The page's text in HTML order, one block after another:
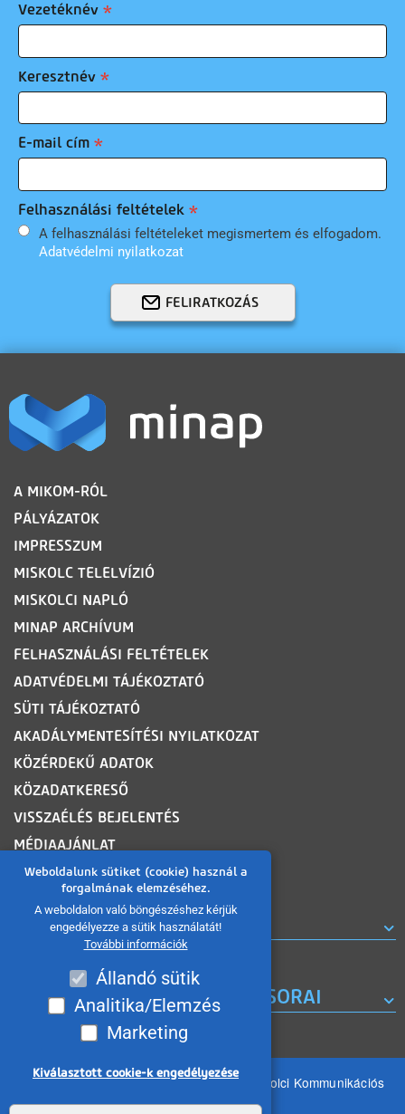
Weboldalunk sütiket (cookie) használ a
forgalmának elemzéséhez.
A weboldalon való böngészéshez kérjük
engedélyezze a sütik használatát!
További információk
Állandó sütik
Analitika/Elemzés
Marketing
Kiválasztott cookie-k engedélyezése
Vezetéknév
Keresztnév
E-mail cím
Felhasználási feltételek
A felhasználási feltételeket megismertem és elfogadom.
Adatvédelmi nyilatkozat
FELIRATKOZÁS
LÁBLÉC
A MIKOM-RÓL
PÁLYÁZATOK
IMPRESSZUM
MISKOLC TELELVÍZIÓ
MISKOLCI NAPLÓ
MINAP ARCHÍVUM
FELHASZNÁLÁSI FELTÉTELEK
ADATVÉDELMI TÁJÉKOZTATÓ
SÜTI TÁJÉKOZTATÓ
AKADÁLYMENTESÍTÉSI NYILATKOZAT
KÖZÉRDEKŰ ADATOK
KÖZADATKERESŐ
VISSZAÉLÉS BEJELENTÉS
MÉDIAAJÁNLAT
OLDALTÉRKÉP
ROVATOK
A MISKOLC TV KORÁBBI MŰSORAI
Minden jog fenntartva 2026 © MIKOM Miskolci Kommunikációs
Nonprofit Kft.